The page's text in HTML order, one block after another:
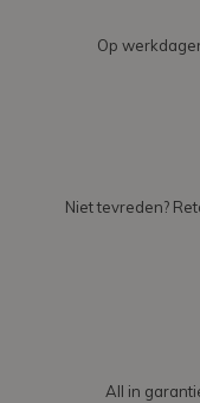
Op
Niet tevreden?
All in